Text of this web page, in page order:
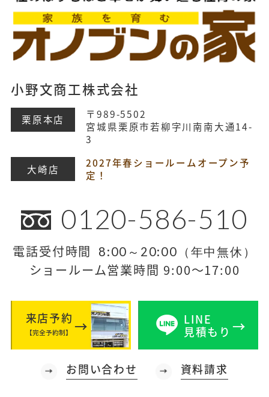
小野文商工株式会社
栗原本店
〒989-5502
宮城県栗原市若柳字川南南大通14-
3
大崎店
2027年春ショールームオープン予
定！
0120-586-510
電話受付時間 8:00～20:00（年中無休）
ショールーム営業時間 9:00～17:00
来店予約
【完全予約制】
LINE
見積もり
お問い合わせ 資料請求